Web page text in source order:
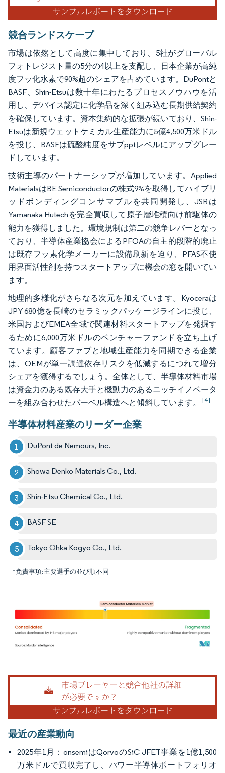
競合ランドスケープ
市場は依然として高度に集中しており、5社がグローバル
フォトレジスト量の5分の4以上を支配し、日本企業が高純
度フッ化水素で90%超のシェアを占めています。DuPontと
BASF、Shin-Etsuは数十年にわたるプロセスノウハウを活
用し、デバイス認定に化学品を深く組み込む長期供給契約
を確保しています。資本集約的な拡張が続いており、Shin-
Etsuは新規ウェットケミカル生産能力に5億4,500万米ドル
を投じ、BASFは硫酸純度をサブpptレベルにアップグレー
ドしています。
技術主導のパートナーシップが増加しています。Applied
MaterialsはBE Semiconductorの株式9%を取得してハイブリ
ッドボンディングコンサマブルを共同開発し、JSRは
Yamanaka Hutechを完全買収して原子層堆積向け前駆体の
能力を獲得しました。環境規制は第二の競争レバーとなっ
ており、半導体産業協会によるPFOAの自主的段階的廃止
は既存フッ素化学メーカーに設備刷新を迫り、PFAS不使
用界面活性剤を持つスタートアップに機会の窓を開いてい
ます。
地理的多様化がさらなる次元を加えています。Kyoceraは
JPY 680億を長崎のセラミックパッケージラインに投じ、
米国およびEMEA全域で関連材料スタートアップを発掘す
るために6,000万米ドルのベンチャーファンドを立ち上げ
ています。顧客ファブと地域生産能力を同期できる企業
は、OEMが単一調達依存リスクを低減するにつれて増分
シェアを獲得するでしょう。全体として、半導体材料市場
は資金力のある既存大手と機動力のあるニッチイノベータ
ーを組み合わせたバーベル構造へと傾斜しています。 [4]
半導体材料産業のリーダー企業
DuPont de Nemours, Inc.
Showa Denko Materials Co., Ltd.
Shin-Etsu Chemical Co., Ltd.
BASF SE
Tokyo Ohka Kogyo Co., Ltd.
*免責事項:主要選手の並び順不同
画像 © Mordor Intelligence。再利用にはCC BY 4.0の表示が必要です。
最近の産業動向
2025年1月：onsemiはQorvoのSiC JFET事業を1億1,500
万米ドルで買収完了し、パワー半導体ポートフォリオ